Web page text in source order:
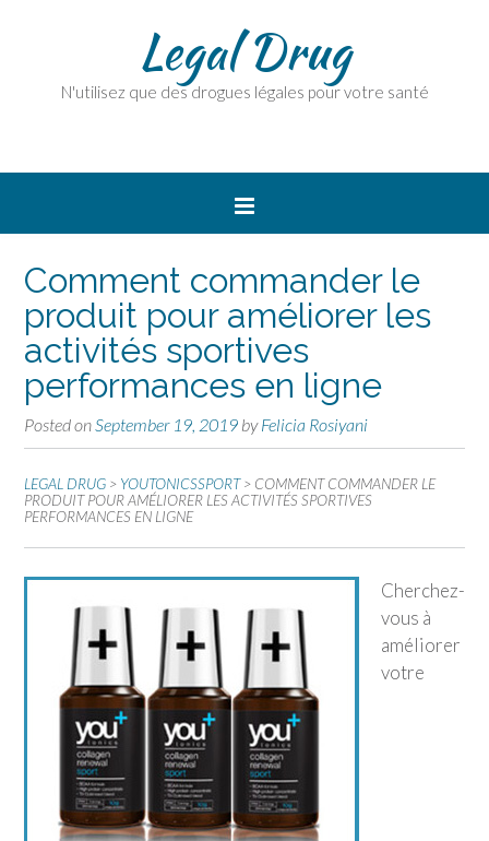
Legal Drug
N'utilisez que des drogues légales pour votre santé
Comment commander le
produit pour améliorer les
activités sportives
performances en ligne
Posted onSeptember 19, 2019 byFelicia Rosiyani
LEGAL DRUG > YOUTONICSSPORT > COMMENT COMMANDER LE
PRODUIT POUR AMÉLIORER LES ACTIVITÉS SPORTIVES
PERFORMANCES EN LIGNE
Cherchez-
vous à
améliorer
votre